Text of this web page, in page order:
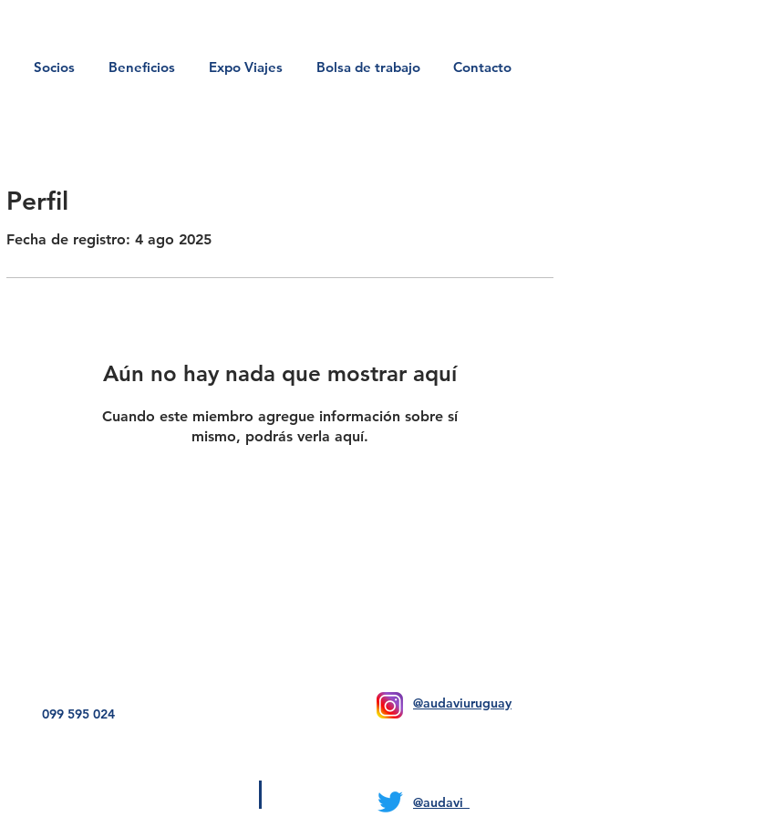
Socios Beneficios Expo Viajes Bolsa de trabajo Contacto
Perfil
Fecha de registro: 4 ago 2025
Aún no hay nada que mostrar aquí
Cuando este miembro agregue información sobre sí
mismo, podrás verla aquí.
099 595 024
@audaviuruguay
@audavi_